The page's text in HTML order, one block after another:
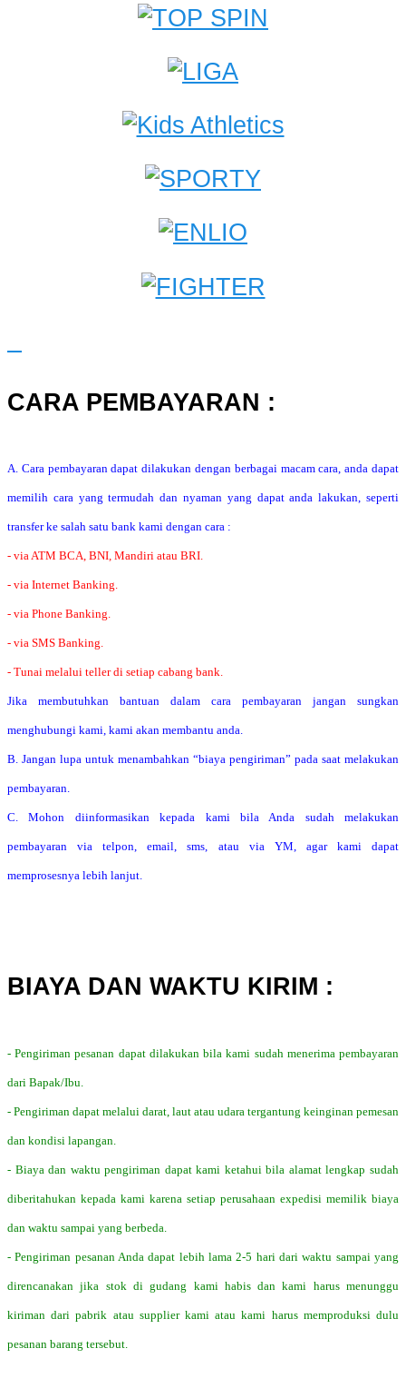
CARA PEMBAYARAN :
A. Cara pembayaran dapat dilakukan dengan berbagai macam cara, anda dapat
memilih cara yang termudah dan nyaman yang dapat anda lakukan, seperti
transfer ke salah satu bank kami dengan cara :
- via ATM BCA, BNI, Mandiri atau BRI.
- via Internet Banking.
- via Phone Banking.
- via SMS Banking.
- Tunai melalui teller di setiap cabang bank.
Jika membutuhkan bantuan dalam cara pembayaran jangan sungkan
menghubungi kami, kami akan membantu anda.
B. Jangan lupa untuk menambahkan “biaya pengiriman” pada saat melakukan
pembayaran.
C. Mohon diinformasikan kepada kami bila Anda sudah melakukan
pembayaran via telpon, email, sms, atau via YM, agar kami dapat
memprosesnya lebih lanjut.
BIAYA DAN WAKTU KIRIM :
- Pengiriman pesanan dapat dilakukan bila kami sudah menerima pembayaran
dari Bapak/Ibu.
- Pengiriman dapat melalui darat, laut atau udara tergantung keinginan pemesan
dan kondisi lapangan.
- Biaya dan waktu pengiriman dapat kami ketahui bila alamat lengkap sudah
diberitahukan kepada kami karena setiap perusahaan expedisi memilik biaya
dan waktu sampai yang berbeda.
- Pengiriman pesanan Anda dapat lebih lama 2-5 hari dari waktu sampai yang
direncanakan jika stok di gudang kami habis dan kami harus menunggu
kiriman dari pabrik atau supplier kami atau kami harus memproduksi dulu
pesanan barang tersebut.